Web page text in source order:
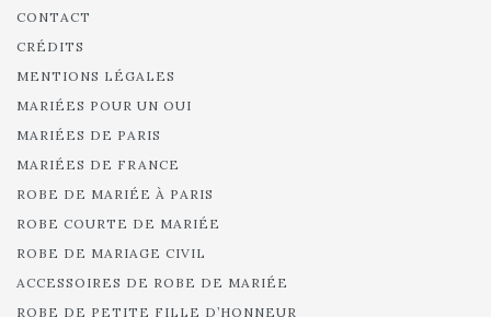
CONTACT
CRÉDITS
MENTIONS LÉGALES
MARIÉES POUR UN OUI
MARIÉES DE PARIS
MARIÉES DE FRANCE
ROBE DE MARIÉE À PARIS
ROBE COURTE DE MARIÉE
ROBE DE MARIAGE CIVIL
ACCESSOIRES DE ROBE DE MARIÉE
ROBE DE PETITE FILLE D’HONNEUR